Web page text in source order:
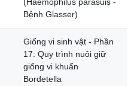
Bệnh Glasser)
Giống vi sinh vật - Phần
17: Quy trình nuôi giữ
giống vi khuẩn
Bordetella